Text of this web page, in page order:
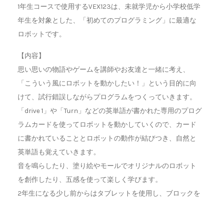
1年生コースで使用するVEX123は、未就学児から小学校低学
年生を対象とした、「初めてのプログラミング」に最適な
ロボットです。
【内容】
思い思いの物語やゲームを講師やお友達と一緒に考え、
「こういう風にロボットを動かしたい！」という目的に向
けて、試行錯誤しながらプログラムをつくっていきます。
「drive 1」や「Turn」などの英単語が書かれた専用のプログ
ラムカードを使ってロボットを動かしていくので、カード
に書かれていることとロボットの動作が結びつき、自然と
英単語も覚えていきます。
音を鳴らしたり、塗り絵やモールでオリジナルのロボット
を創作したり、五感を使って楽しく学びます。
2年生になる少し前からはタブレットを使用し、ブロックを